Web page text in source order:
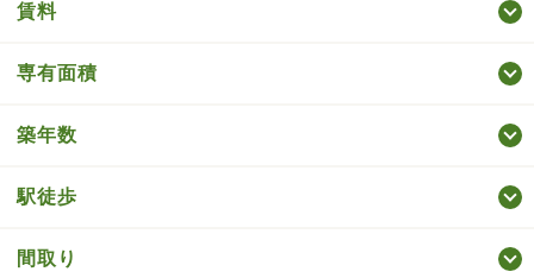
賃料
専有面積
築年数
駅徒歩
間取り